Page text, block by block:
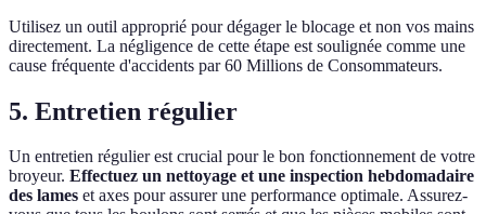
Utilisez un outil approprié pour dégager le blocage et non vos mains
directement. La négligence de cette étape est soulignée comme une
cause fréquente d'accidents par 60 Millions de Consommateurs.
5. Entretien régulier
Un entretien régulier est crucial pour le bon fonctionnement de votre
broyeur. Effectuez un nettoyage et une inspection hebdomadaire
des lames et axes pour assurer une performance optimale. Assurez-